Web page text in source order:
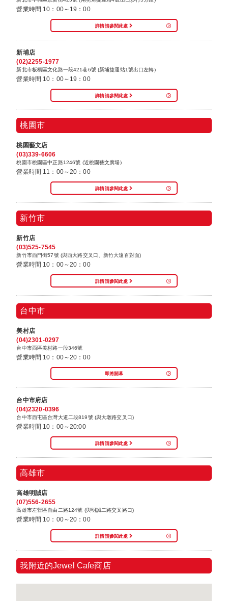
營業時間 10：00～19：00
詳情請參閱此處
新埔店
(02)2255-1977
新北市板橋區文化路一段421巷6號 (新埔捷運站1號出口左轉)
營業時間 10：00～19：00
詳情請參閱此處
桃園市
桃園藝文店
(03)339-6606
桃園市桃園區中正路1246號 (近桃園藝文廣場)
營業時間 11：00～20：00
詳情請參閱此處
新竹市
新竹店
(03)525-7545
新竹市西門街57號 (與西大路交叉口、新竹大遠百對面)
營業時間 10：00～20：00
詳情請參閱此處
台中市
美村店
(04)2301-0297
台中市西區美村路一段346號
營業時間 10：00～20：00
即將開幕
台中市府店
(04)2320-0396
台中市西屯區台灣大道二段819號 (與大墩路交叉口)
營業時間 10：00～20:00
詳情請參閱此處
高雄市
高雄明誠店
(07)556-2655
高雄市左營區自由二路124號 (與明誠二路交叉路口)
營業時間 10：00～20：00
詳情請參閱此處
我附近的Jewel Cafe商店